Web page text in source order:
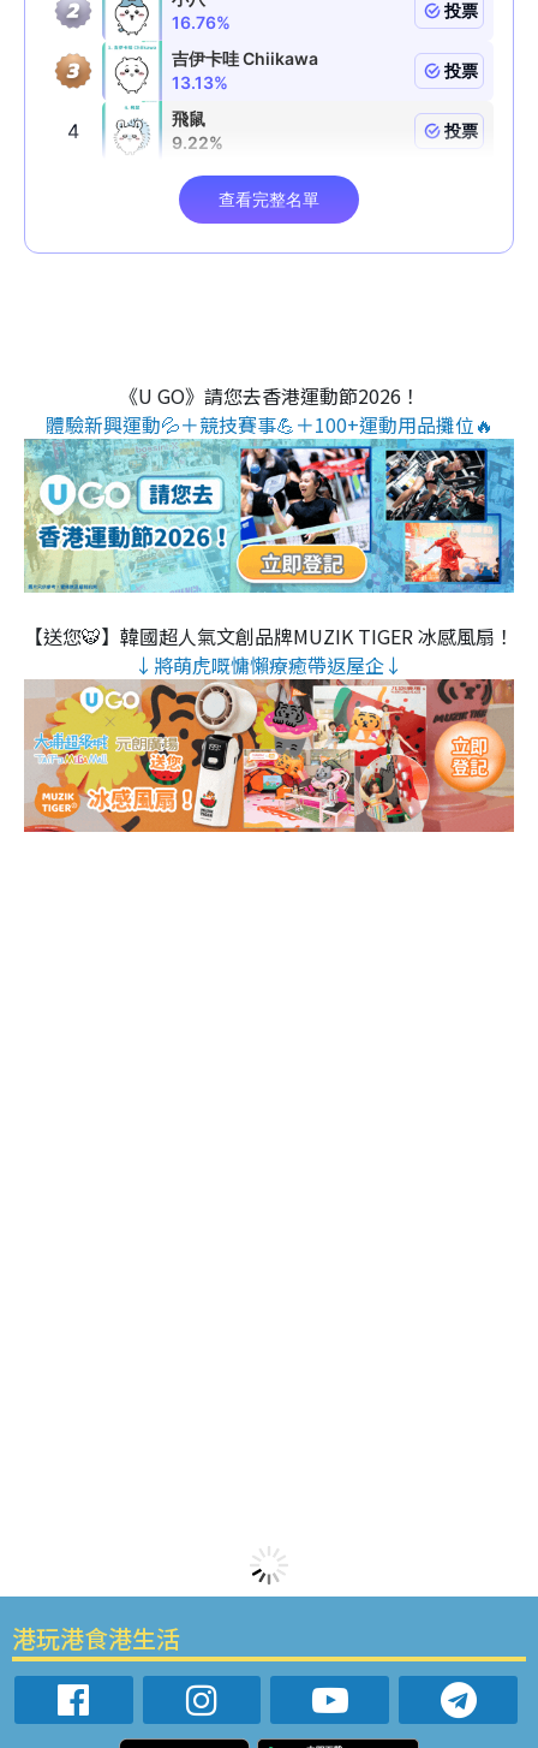
《U GO》請您去香港運動節2026！
體驗新興運動💦＋競技賽事💪＋100+運動用品攤位🔥
【送您🐯】韓國超人氣文創品牌MUZIK TIGER 冰感風扇！
↓將萌虎嘅慵懶療癒帶返屋企↓
港玩港食港生活